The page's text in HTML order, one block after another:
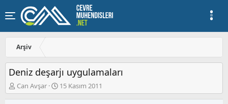
Arşiv
Deniz deşarjı uygulamaları
K
o
Can Avşar
B
a
15 Kasım 2011